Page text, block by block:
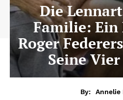
Die
Familie:
Roger
Seine
By:
Annelie